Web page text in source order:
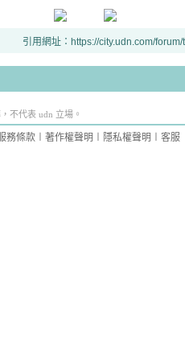
引用網址：https://city.udn.com/
不代表 udn 立場。
務條款 著作權聲明 隱私權聲明 客服